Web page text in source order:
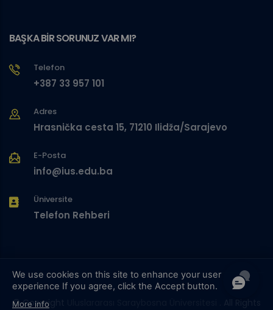
BAŞKA BİR SORUNUZ VAR MI?
Telefon
+387 33 957 101
Adres
Hrasnička cesta 15, 71210 Ilidža/Sarajevo
E-Posta
info@ius.edu.ba
Üniversite
Telefon Rehberi
© Copyright
We use cookies on this site to enhance your user
experience If you agree, click the Accept button.
More info